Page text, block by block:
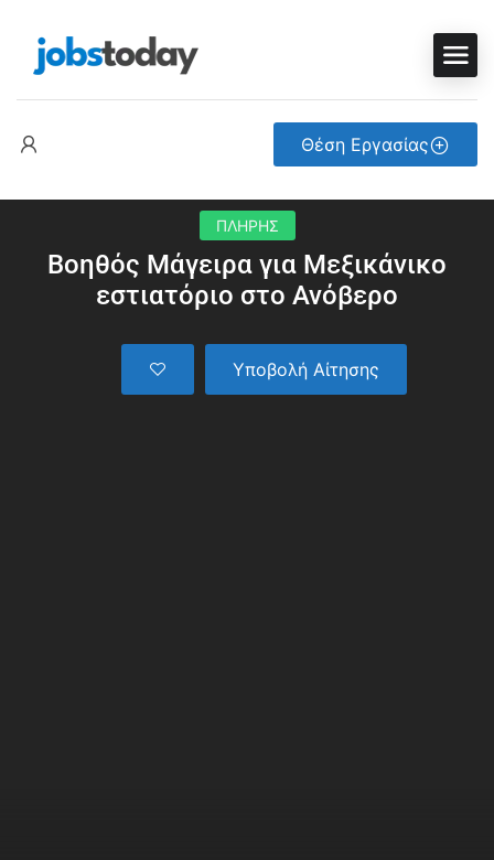
Θέση Εργασίας
ΠΛΗΡΗΣ
Bοηθός Μάγειρα για Μεξικάνικο
εστιατόριο στο Ανόβερο
Υποβολή Αίτησης